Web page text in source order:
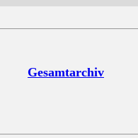
Gesamtarchiv